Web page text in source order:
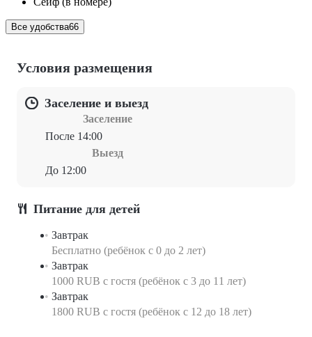
Все удобства66
Условия размещения
Заселение и выезд
Заселение
После 14:00
Выезд
До 12:00
Питание для детей
Завтрак
Бесплатно (ребёнок с 0 до 2 лет)
Завтрак
1000 RUB c гостя (ребёнок с 3 до 11 лет)
Завтрак
1800 RUB c гостя (ребёнок с 12 до 18 лет)